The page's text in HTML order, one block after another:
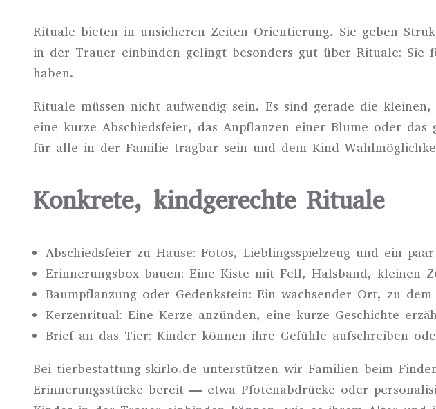
Rituale bieten in unsicheren Zeiten Orientierung. Sie geben
in der Trauer einbinden gelingt besonders gut über Rituale: Sie
haben.
Rituale müssen nicht aufwendig sein. Es sind gerade die
eine kurze Abschiedsfeier, das Anpflanzen einer Blume oder
für alle in der Familie tragbar sein und dem Kind
Konkrete, kindgerechte Rituale
Abschiedsfeier zu Hause: Fotos, Lieblingsspielzeug und ein
Erinnerungsbox bauen: Eine Kiste mit Fell, Halsband, kleinen
Baumpflanzung oder Gedenkstein: Ein wachsender Ort, zu
Kerzenritual: Eine Kerze anzünden, eine kurze Geschichte
Brief an das Tier: Kinder können ihre Gefühle aufschreiben
Bei tierbestattung-skirlo.de unterstützen wir Familien beim
Erinnerungsstücke bereit — etwa Pfotenabdrücke oder